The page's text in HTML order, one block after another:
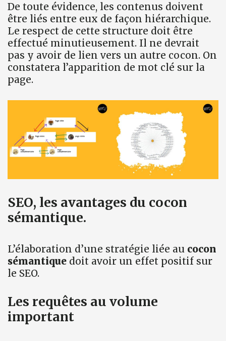
De toute évidence, les contenus doivent
être liés entre eux de façon hiérarchique.
Le respect de cette structure doit être
effectué minutieusement. Il ne devrait
pas y avoir de lien vers un autre cocon. On
constatera l’apparition de mot clé sur la
page.
SEO, les avantages du cocon
sémantique.
L’élaboration d’une stratégie liée au cocon
sémantique doit avoir un effet positif sur
le SEO.
Les requêtes au volume
important